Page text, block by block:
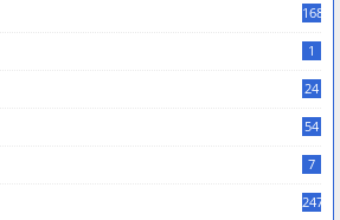
168
1
24
54
7
247